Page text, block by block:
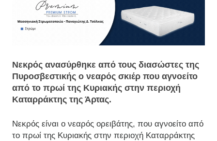
Νεκρός ανασύρθηκε από τους διασώστες της
Πυροσβεστικής ο νεαρός σκιέρ που αγνοείτο
από το πρωί της Κυριακής στην περιοχή
Καταρράκτης της Άρτας.
Νεκρός είναι ο νεαρός ορειβάτης, που αγνοείτο από
το πρωί της Κυριακής στην περιοχή Καταρράκτης